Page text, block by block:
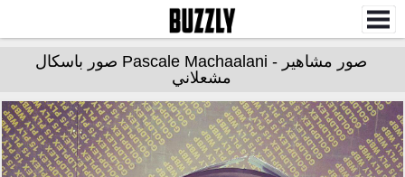
صور مشاهير - Pascale Machaalani صور باسكال
مشعلاني